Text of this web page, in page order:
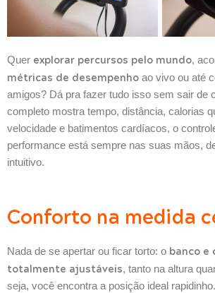
Quer explorar percursos pelo mundo,
métricas de desempenho ao vivo ou até
amigos? Dá pra fazer tudo isso sem sair de
completo mostra tempo, distância, calorias
velocidade e batimentos cardíacos, o
performance está sempre nas suas mãos,
intuitivo.
Conforto na medida
Nada de se apertar ou ficar torto: o banco e
totalmente ajustáveis, tanto na altura
seja, você encontra a posição ideal rapidinho.